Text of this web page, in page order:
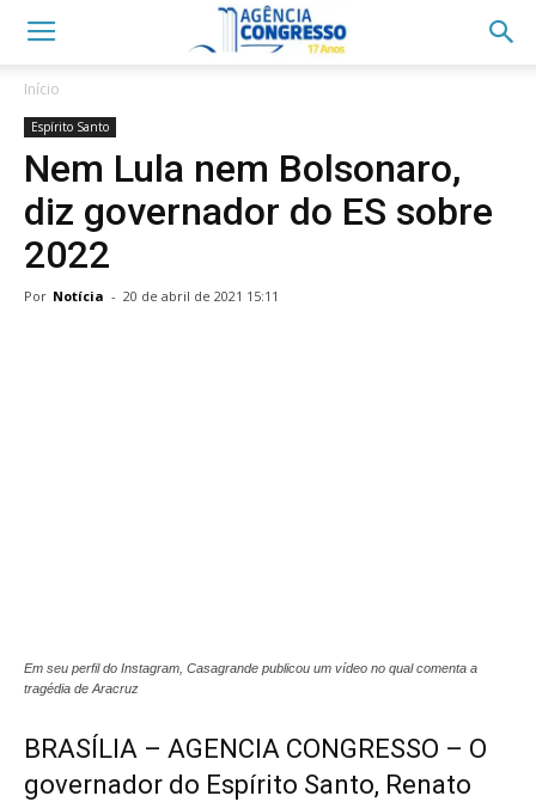
Início
Espírito Santo
Nem Lula nem Bolsonaro,
diz governador do ES sobre
2022
Por Notícia - 20 de abril de 2021 15:11
Em seu perfil do Instagram, Casagrande publicou um vídeo no qual comenta a
tragédia de Aracruz
BRASÍLIA – AGENCIA CONGRESSO – O
governador do Espírito Santo, Renato